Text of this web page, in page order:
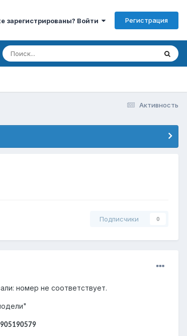
зарегистрированы? Войти Регистрация
Активность
Подписчики 0
номер не соответствует.